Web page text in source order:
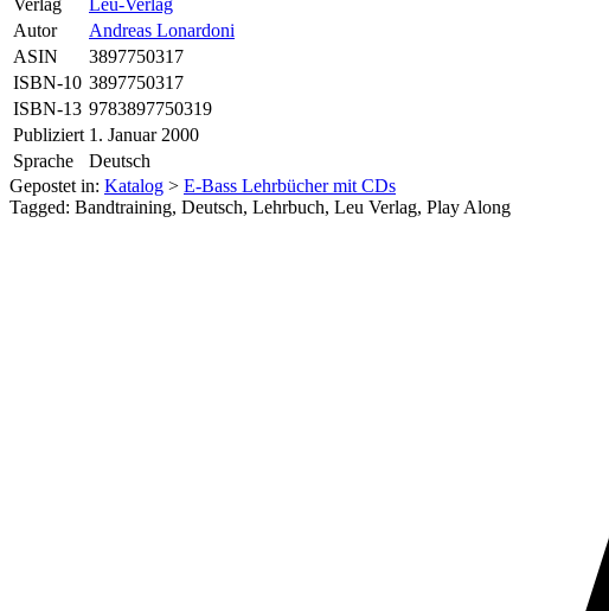
Verlag
Leu-Verlag
Autor
Andreas Lonardoni
ASIN
3897750317
ISBN-10 3897750317
ISBN-13 9783897750319
Publiziert 1. Januar 2000
Sprache
Deutsch
Gepostet in: Katalog > E-Bass Lehrbücher mit CDs
Tagged: Bandtraining, Deutsch, Lehrbuch, Leu Verlag, Play Along